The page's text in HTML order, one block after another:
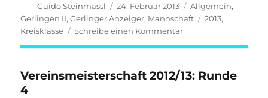
Autor
Guido Steinmassl
Veröffentlicht
am
24. Februar 2013 Kategorien
Allgemein,
Gerlingen II,Gerlinger Anzeiger, Mannschaft Schlagwörter
2013,
Kreisklasse
Schreibe einen Kommentarzu
Kreisklasse
2012/13:
Vereinsmeisterschaft 2012/13: Runde
4